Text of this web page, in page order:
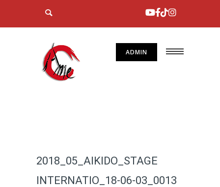
ADMIN
2018_05_AIKIDO_STAGE
INTERNATIO_18-06-03_0013